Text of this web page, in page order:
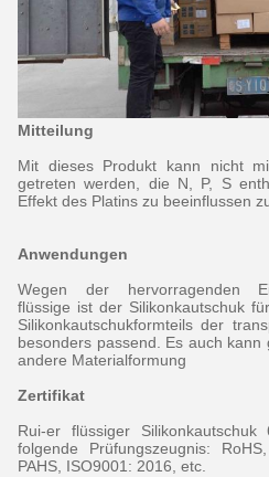
Mitteilung
Mit dieses Produkt kann nicht
getreten werden, die N, P, S
Effekt des Platins zu beeinflussen
Anwendungen
Wegen der hervorragenden
flüssige ist der Silikonkautschuk
Silikonkautschukformteils der
besonders passend. Es auch
andere Materialformung
Zertifikat
Rui-er flüssiger
folgende Prüfungszeugnis:
PAHS, ISO9001: 2016, etc.